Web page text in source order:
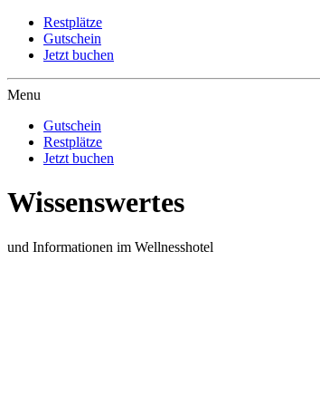
Restplätze
Gutschein
Jetzt buchen
Menu
Gutschein
Restplätze
Jetzt buchen
Wissenswertes
und Informationen im Wellnesshotel